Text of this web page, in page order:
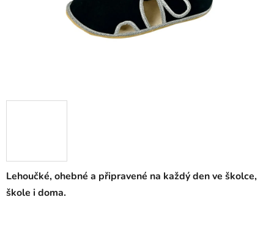
Lehoučké, ohebné a připravené na každý den ve školce,
škole i doma.